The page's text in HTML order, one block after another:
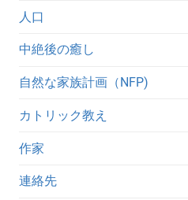
人口
中絶後の癒し
自然な家族計画（NFP)
カトリック教え
作家
連絡先